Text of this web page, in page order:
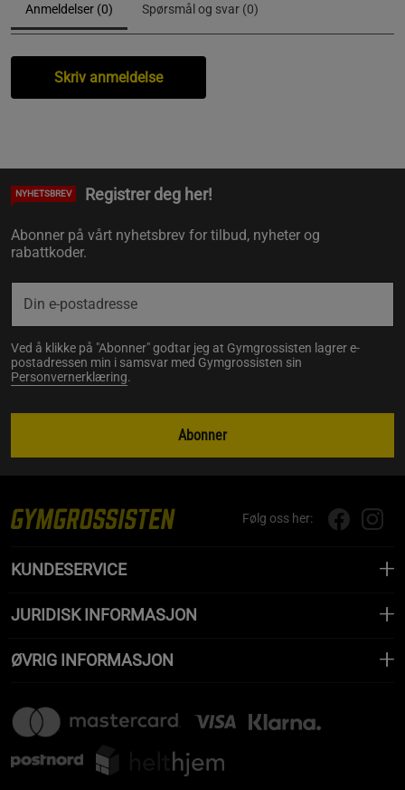
Anmeldelser (0) Spørsmål og svar (0)
Skriv anmeldelse
NYHETSBREV Registrer deg her!
Abonner på vårt nyhetsbrev for tilbud, nyheter og
rabattkoder.
Ved å klikke på "Abonner" godtar jeg at Gymgrossisten lagrer e-
postadressen min i samsvar med Gymgrossisten sin
Personvernerklæring.
Abonner
Følg oss her:
KUNDESERVICE
JURIDISK INFORMASJON
ØVRIG INFORMASJON